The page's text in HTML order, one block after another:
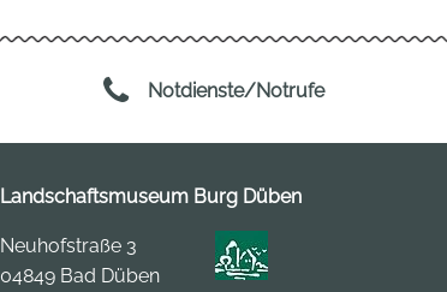
Notdienste/Notrufe
Landschaftsmuseum Burg Düben
Neuhofstraße 3
04849 Bad Düben